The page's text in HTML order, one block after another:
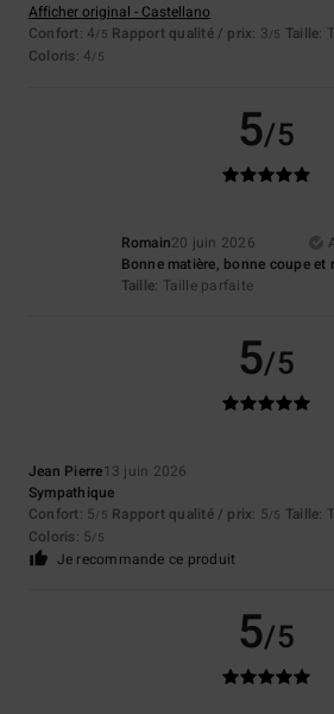
Afficher original - Castellano
Confort: 4/5 Rapport qualité / prix: 3/5 Taille:
Coloris: 4/5
5/5
Romain20 juin 2026
Bonne matière, bonne coupe et
Taille: Taille parfaite
5/5
Jean Pierre13 juin 2026
Sympathique
Confort: 5/5 Rapport qualité / prix: 5/5 Taille:
Coloris: 5/5
Je recommande ce produit
5/5